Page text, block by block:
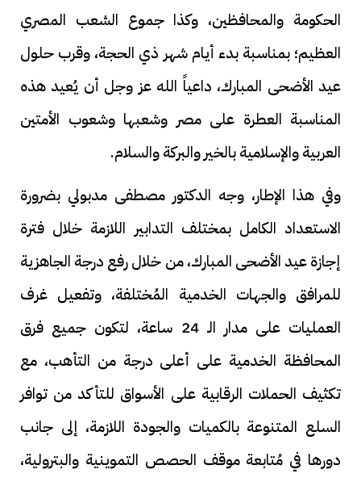
الحكومة والمحافظين، وكذا جموع الشعب المصري
العظيم؛ بمناسبة بدء أيام شهر ذي الحجة، وقرب حلول
عيد الأضحى المبارك، داعياً الله عز وجل أن يُعيد هذه
المناسبة العطرة على مصر وشعبها وشعوب الأمتين
العربية والإسلامية بالخير والبركة والسلام.
وفي هذا الإطار، وجه الدكتور مصطفى مدبولي بضرورة
الاستعداد الكامل بمختلف التدابير اللازمة خلال فترة
إجازة عيد الأضحى المبارك، من خلال رفع درجة الجاهزية
للمرافق والجهات الخدمية المُختلفة، وتفعيل غرف
العمليات على مدار الـ 24 ساعة، لتكون جميع فرق
المحافظة الخدمية على أعلى درجة من التأهب، مع
تكثيف الحملات الرقابية على الأسواق للتأكد من توافر
السلع المتنوعة بالكميات والجودة اللازمة، إلى جانب
دورها في مُتابعة موقف الحصص التموينية والبترولية،